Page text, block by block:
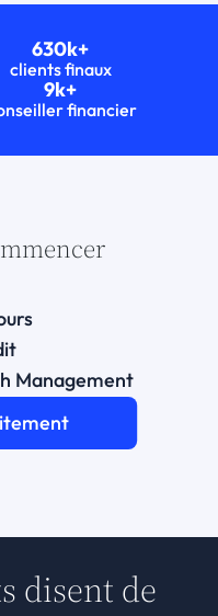
630k+
clients finaux
9k+
financier
Management
disent de